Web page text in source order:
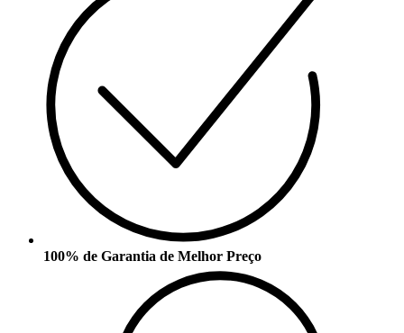
100% de Garantia de Melhor Preço